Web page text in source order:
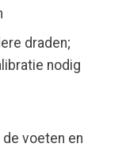
draden;
nodig
voeten en